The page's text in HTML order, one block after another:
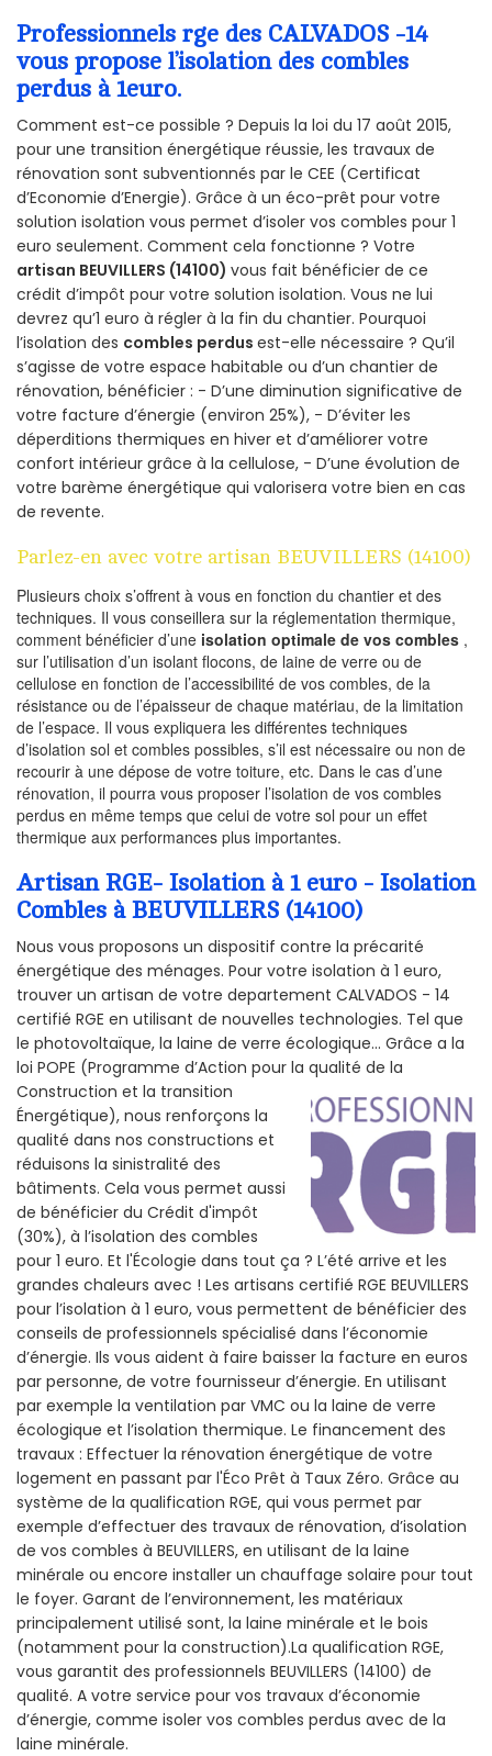
Professionnels rge des CALVADOS -14
vous propose l’isolation des combles
perdus à 1euro.
Comment est-ce possible ? Depuis la loi du 17 août 2015,
pour une transition énergétique réussie, les travaux de
rénovation sont subventionnés par le CEE (Certificat
d’Economie d’Energie). Grâce à un éco-prêt pour votre
solution isolation vous permet d’isoler vos combles pour 1
euro seulement. Comment cela fonctionne ? Votre
artisan BEUVILLERS (14100) vous fait bénéficier de ce
crédit d’impôt pour votre solution isolation. Vous ne lui
devrez qu’1 euro à régler à la fin du chantier. Pourquoi
l’isolation des combles perdus est-elle nécessaire ? Qu’il
s’agisse de votre espace habitable ou d’un chantier de
rénovation, bénéficier : - D’une diminution significative de
votre facture d’énergie (environ 25%), - D’éviter les
déperditions thermiques en hiver et d’améliorer votre
confort intérieur grâce à la cellulose, - D’une évolution de
votre barème énergétique qui valorisera votre bien en cas
de revente.
Parlez-en avec votre artisan BEUVILLERS (14100)
Plusieurs choix s’offrent à vous en fonction du chantier et des
techniques. Il vous conseillera sur la réglementation thermique,
comment bénéficier d’une isolation optimale de vos combles ,
sur l’utilisation d’un isolant flocons, de laine de verre ou de
cellulose en fonction de l’accessibilité de vos combles, de la
résistance ou de l’épaisseur de chaque matériau, de la limitation
de l’espace. Il vous expliquera les différentes techniques
d’isolation sol et combles possibles, s’il est nécessaire ou non de
recourir à une dépose de votre toiture, etc. Dans le cas d’une
rénovation, il pourra vous proposer l’isolation de vos combles
perdus en même temps que celui de votre sol pour un effet
thermique aux performances plus importantes.
Artisan RGE- Isolation à 1 euro - Isolation
Combles à BEUVILLERS (14100)
Nous vous proposons un dispositif contre la précarité
énergétique des ménages. Pour votre isolation à 1 euro,
trouver un artisan de votre departement CALVADOS - 14
certifié RGE en utilisant de nouvelles technologies. Tel que
le photovoltaïque, la laine de verre écologique... Grâce a la
loi POPE (Programme d’Action pour la qualité de la
Construction et la transition
Énergétique), nous renforçons la
qualité dans nos constructions et
réduisons la sinistralité des
bâtiments. Cela vous permet aussi
de bénéficier du Crédit d'impôt
(30%), à l’isolation des combles
pour 1 euro. Et l'Écologie dans tout ça ? L’été arrive et les
grandes chaleurs avec ! Les artisans certifié RGE BEUVILLERS
pour l’isolation à 1 euro, vous permettent de bénéficier des
conseils de professionnels spécialisé dans l’économie
d’énergie. Ils vous aident à faire baisser la facture en euros
par personne, de votre fournisseur d’énergie. En utilisant
par exemple la ventilation par VMC ou la laine de verre
écologique et l’isolation thermique. Le financement des
travaux : Effectuer la rénovation énergétique de votre
logement en passant par l'Éco Prêt à Taux Zéro. Grâce au
système de la qualification RGE, qui vous permet par
exemple d’effectuer des travaux de rénovation, d’isolation
de vos combles à BEUVILLERS, en utilisant de la laine
minérale ou encore installer un chauffage solaire pour tout
le foyer. Garant de l’environnement, les matériaux
principalement utilisé sont, la laine minérale et le bois
(notamment pour la construction).La qualification RGE,
vous garantit des professionnels BEUVILLERS (14100) de
qualité. A votre service pour vos travaux d’économie
d’énergie, comme isoler vos combles perdus avec de la
laine minérale.